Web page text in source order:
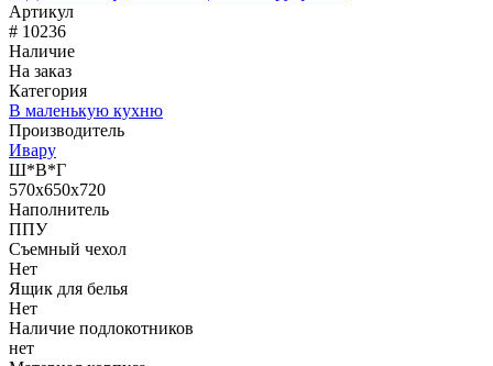
Артикул
# 10236
Наличие
На заказ
Категория
В маленькую кухню
Производитель
Ивару
Ш*В*Г
570x650x720
Наполнитель
ППУ
Съемный чехол
Нет
Ящик для белья
Нет
Наличие подлокотников
нет